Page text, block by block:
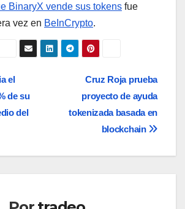
BinaryX vende sus tokens fue
vez en BeInCrypto.
Cruz Roja prueba
proyecto de ayuda
tokenizada basada en
blockchain
el
de su
del